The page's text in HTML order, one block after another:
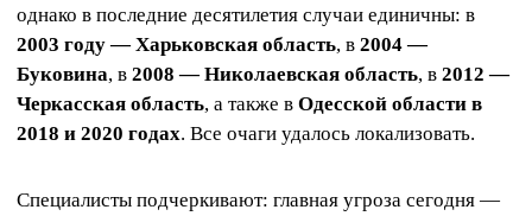
однако в последние десятилетия случаи единичны: в
2003 году — Харьковская область, в 2004 —
Буковина, в 2008 — Николаевская область, в 2012 —
Черкасская область, а также в Одесской области в
2018 и 2020 годах. Все очаги удалось локализовать.
Специалисты подчеркивают: главная угроза сегодня —